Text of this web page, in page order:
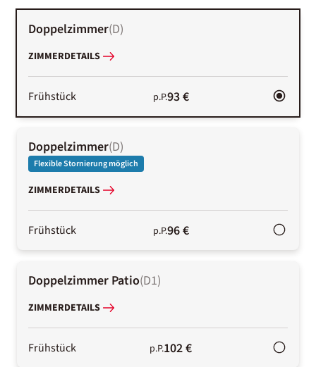
Doppelzimmer(D)
ZIMMERDETAILS
Frühstück p.P.93 €
Doppelzimmer(D)
Flexible Stornierung möglich
ZIMMERDETAILS
Frühstück p.P.96 €
Doppelzimmer Patio(D1)
ZIMMERDETAILS
Frühstück p.P.102 €